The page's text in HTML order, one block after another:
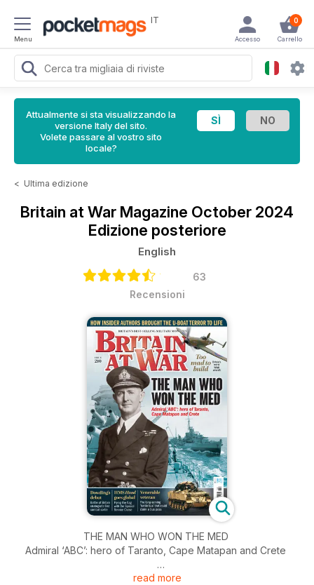
Menu
IT 0
Carrello
Accesso
Attualmente si sta visualizzando la
versione Italy del sito.
Volete passare al vostro sito
locale?
< Ultima edizione
Britain at War Magazine October 2024
Edizione posteriore
English
63
Recensioni
THE MAN WHO WON THE MED
Admiral ‘ABC’: hero of Taranto, Cape Matapan and Crete
TOO MAD TO BUILD
read more